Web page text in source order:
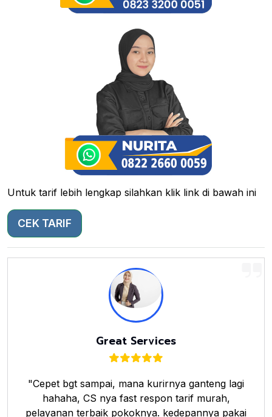
Untuk tarif lebih lengkap silahkan klik link di bawah ini
CEK TARIF
Great Services
"Cepet bgt sampai, mana kurirnya ganteng lagi
hahaha, CS nya fast respon tarif murah,
pelayanan terbaik pokoknya. kedepannya pakai